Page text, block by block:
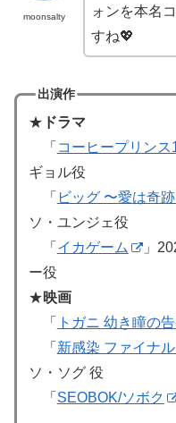
moonsalty
ォンを本名
すね💖
出演作
★ ドラマ
「 コーヒープリンス
ギョル役
「 ビッグ 〜愛は奇
ソ・ユンジェ役
「 イカゲーム
」
ー役
★映画
「
トガニ 幼き瞳の
「 新感染 ファイナ
ソ・ソグ 役
「 SEOBOK/ソボク